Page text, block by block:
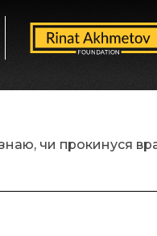
чи прокинуся